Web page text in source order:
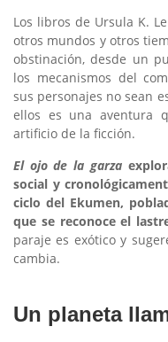
Los libros de Ursula K.
otros mundos y otros
obstinación, desde un
los mecanismos del
sus personajes no sean
ellos es una aventura
artificio de la ficción.
El ojo de la garza
social y
ciclo del Ekumen,
que se reconoce el
paraje es exótico y
cambia.
Un planeta